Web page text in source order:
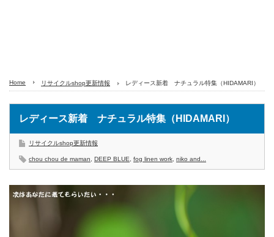
Home リサイクルshop更新情報 レディース新着 ナチュラル特集（HIDAMARI）
レディース新着 ナチュラル特集（HIDAMARI）
リサイクルshop更新情報
chou chou de maman DEEP BLUE fog linen work niko and...